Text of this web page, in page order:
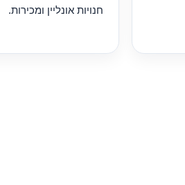
חנויות אונליין ומכירות.